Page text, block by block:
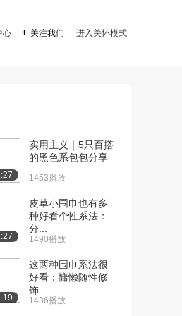
心  关注我们 进入关怀模式
实用主义｜5只百搭
的黑色系包包分享
1453播放
皮草小围巾也有多
种好看个性系法：
分...
1490播放
这两种围巾系法很
好看：慵懒随性修
饰...
1436播放